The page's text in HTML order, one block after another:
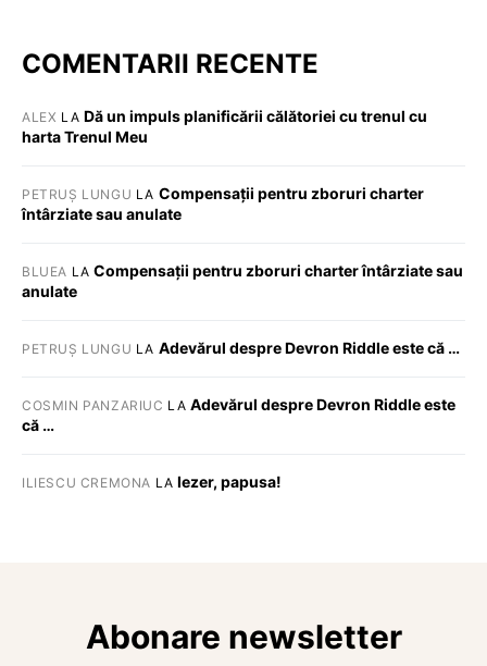
COMENTARII RECENTE
ALEX LA Dă un impuls planificării călătoriei cu trenul cu
harta Trenul Meu
PETRUȘ LUNGU LA Compensații pentru zboruri charter
întârziate sau anulate
BLUEA LACompensații pentru zboruri charter întârziate sau
anulate
PETRUȘ LUNGU LA Adevărul despre Devron Riddle este că …
COSMIN PANZARIUC LA Adevărul despre Devron Riddle este
că …
ILIESCU CREMONA LAIezer, papusa!
Abonare newsletter